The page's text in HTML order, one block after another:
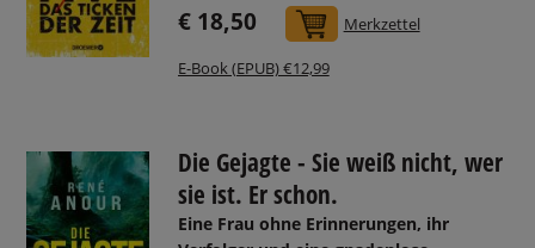
€ 18,50 In den Warenkorb
Merkzettel
E-Book (EPUB) €12,99
Die Gejagte - Sie weiß nicht, wer
sie ist. Er schon.
Eine Frau ohne Erinnerungen, ihr